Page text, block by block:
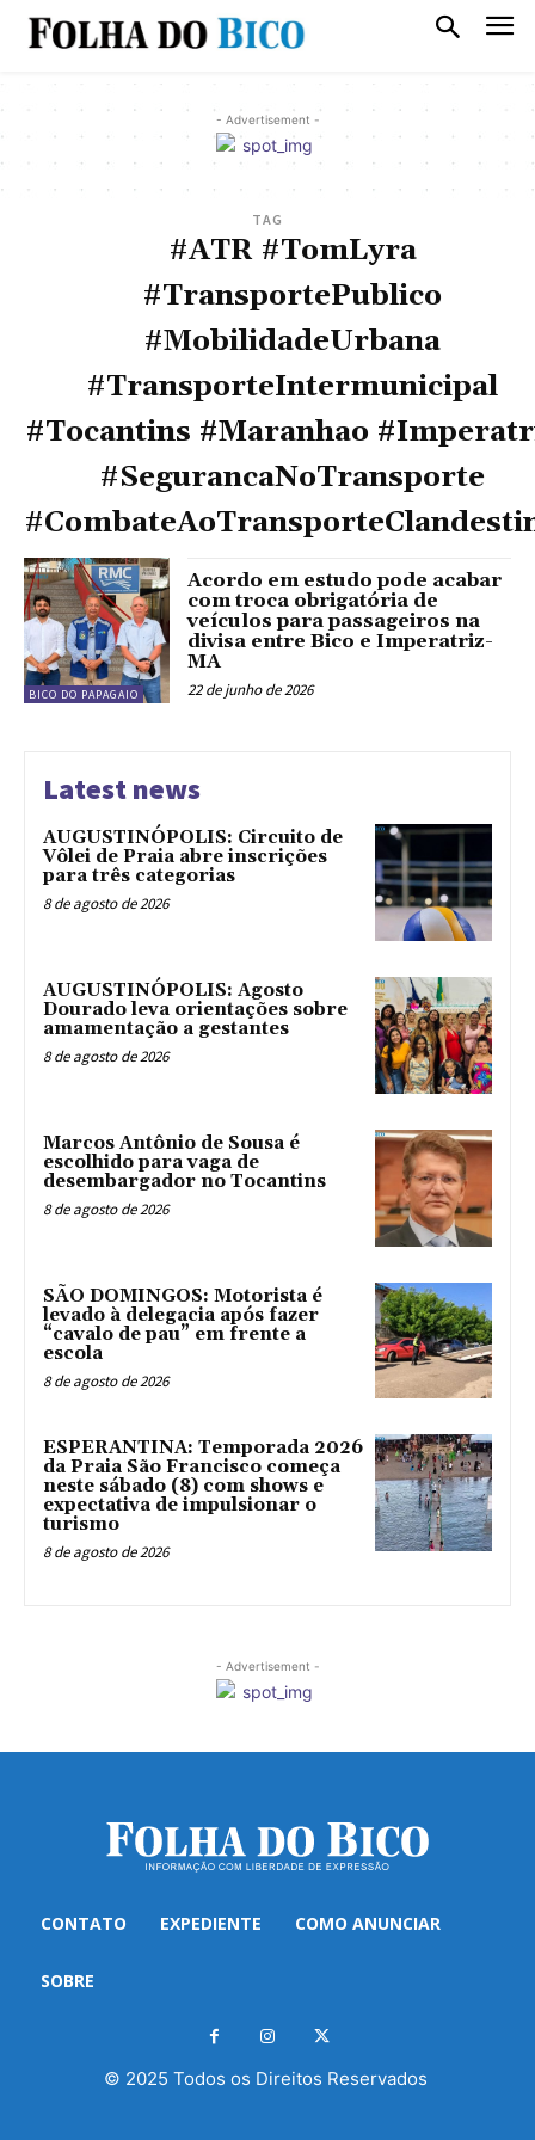
- Advertisement -
TAG
#ATR #TomLyra
#TransportePublico
#MobilidadeUrbana
#TransporteIntermunicipal
#Tocantins #Maranhao
#SegurancaNoTransporte
BICO DO PAPAGAIO
Acordo em estudo pode acabar
com troca obrigatória de
veículos para passageiros na
divisa entre Bico e Imperatriz-
MA
22 de junho de 2026
Latest news
AUGUSTINÓPOLIS: Circuito de
Vôlei de Praia abre inscrições
para três categorias
8 de agosto de 2026
AUGUSTINÓPOLIS: Agosto
Dourado leva orientações sobre
amamentação a gestantes
8 de agosto de 2026
Marcos Antônio de Sousa é
escolhido para vaga de
desembargador no Tocantins
8 de agosto de 2026
SÃO DOMINGOS: Motorista é
levado à delegacia após fazer
“cavalo de pau” em frente a
escola
8 de agosto de 2026
ESPERANTINA: Temporada 2026
da Praia São Francisco começa
neste sábado (8) com shows e
expectativa de impulsionar o
turismo
8 de agosto de 2026
- Advertisement -
CONTATO EXPEDIENTE COMO ANUNCIAR
SOBRE
© 2025 Todos os Direitos Reservados